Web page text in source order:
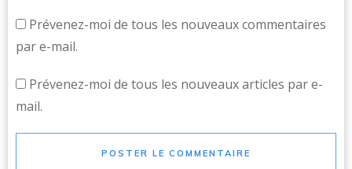
Prévenez-moi de tous les nouveaux commentaires
par e-mail.
Prévenez-moi de tous les nouveaux articles par e-
mail.
POSTER LE COMMENTAIRE